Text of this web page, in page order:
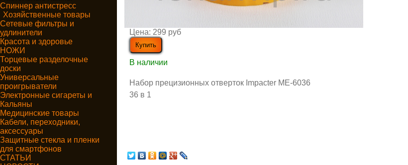
Спиннер антистресс
Хозяйственные товары
Сетевые фильтры и
удлинители
Красота и здоровье
НОЖИ
Торцевые разделочные
доски
Универсальные
проигрыватели
Электронные сигареты и
Кальяны
Медицинские товары
Кабели, переходники,
аксессуары
Защитные стекла и пленки
для смартфонов
СТАТЬИ
Цена: 299 руб
В наличии
Набор прецизионных отверток Impacter ME-6036
36 в 1